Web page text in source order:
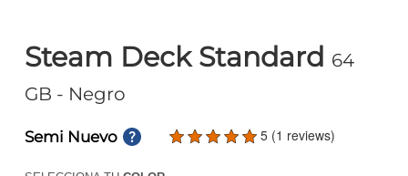
Steam Deck Standard 64
GB - Negro
Semi Nuevo 5 (1 reviews)